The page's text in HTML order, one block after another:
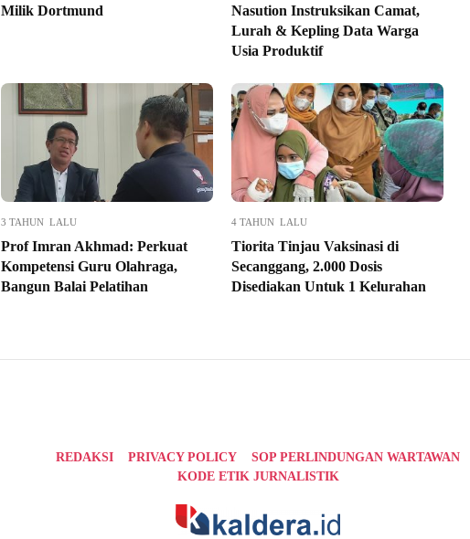
Milik Dortmund
Nasution Instruksikan Camat,
Lurah & Kepling Data Warga
Usia Produktif
3 TAHUN LALU
Prof Imran Akhmad: Perkuat
Kompetensi Guru Olahraga,
Bangun Balai Pelatihan
4 TAHUN LALU
Tiorita Tinjau Vaksinasi di
Secanggang, 2.000 Dosis
Disediakan Untuk 1 Kelurahan
REDAKSI PRIVACY POLICY
SOP PERLINDUNGAN WARTAWAN
KODE ETIK JURNALISTIK